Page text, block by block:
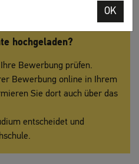
OK
hochgeladen?
Bewerbung prüfen.
Bewerbung online in Ihrem
Sie dort auch über das
entscheidet und